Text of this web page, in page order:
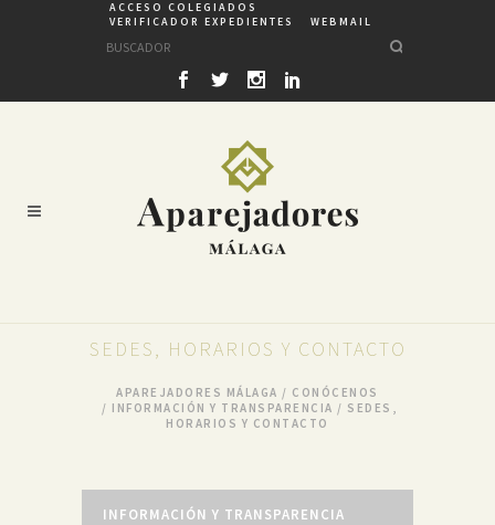
ACCESO COLEGIADOS
VERIFICADOR EXPEDIENTES
WEBMAIL
SEDES, HORARIOS Y CONTACTO
APAREJADORES MÁLAGA / CONÓCENOS
/ INFORMACIÓN Y TRANSPARENCIA / SEDES,
HORARIOS Y CONTACTO
INFORMACIÓN Y TRANSPARENCIA